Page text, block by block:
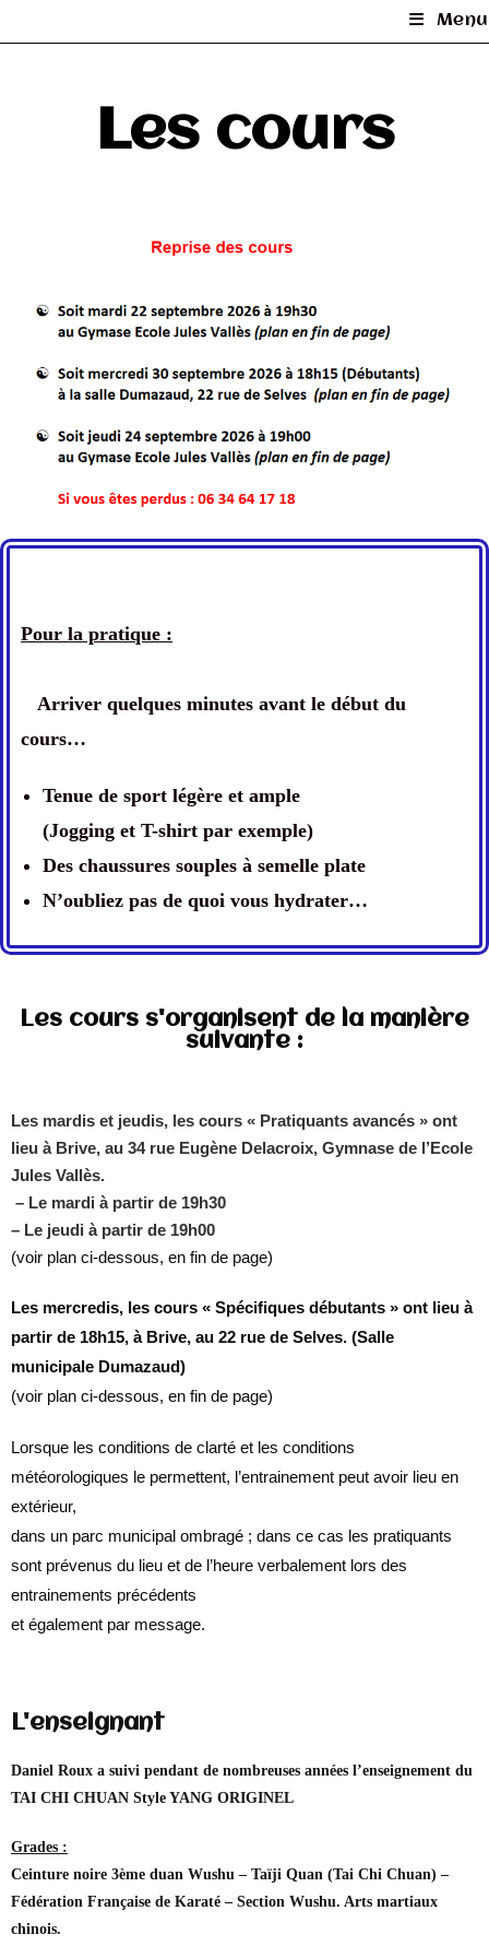
Menu
Les cours
Pour la pratique :
Arriver quelques minutes avant le début du
cours…
Tenue de sport légère et ample
(Jogging et T-shirt par exemple)
Des chaussures souples à semelle plate
N’oubliez pas de quoi vous hydrater…
Les cours s'organisent de la manière
suivante :
Les mardis et jeudis, les cours « Pratiquants avancés » ont
lieu à Brive, au 34 rue Eugène Delacroix, Gymnase de l’Ecole
Jules Vallès.
– Le mardi à partir de 19h30
– Le jeudi à partir de 19h00
(voir plan ci-dessous, en fin de page)
Les mercredis, les cours « Spécifiques débutants » ont lieu à
partir de 18h15, à Brive, au 22 rue de Selves. (Salle
municipale Dumazaud)
(voir plan ci-dessous, en fin de page)
Lorsque les conditions de clarté et les conditions
météorologiques le permettent, l’entrainement peut avoir lieu en
extérieur,
dans un parc municipal ombragé ; dans ce cas les pratiquants
sont prévenus du lieu et de l’heure verbalement lors des
entrainements précédents
et également par message.
L'enseignant
Daniel Roux a suivi pendant de nombreuses années l’enseignement du
TAI CHI CHUAN Style YANG ORIGINEL
Grades :
Ceinture noire 3ème duan Wushu – Taïji Quan (Tai Chi Chuan) –
Fédération Française de Karaté – Section Wushu. Arts martiaux
chinois.